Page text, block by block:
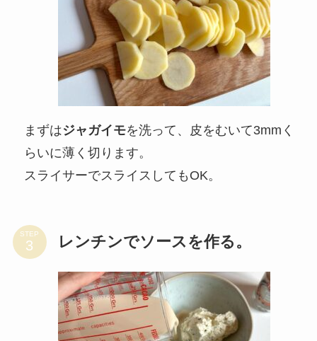
まずはジャガイモを洗って、皮をむいて3mmく
らいに薄く切ります。
スライサーでスライスしてもOK。
STEP レンチンでソースを作る。